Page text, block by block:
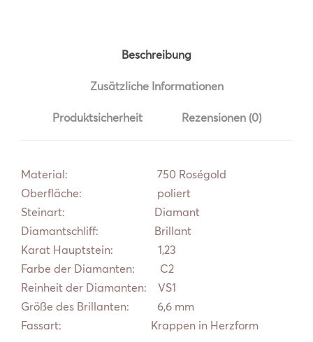
Beschreibung
Zusätzliche Informationen
Produktsicherheit Rezensionen (0)
Material: 750 Roségold
Oberfläche: poliert
Steinart: Diamant
Diamantschliff: Brillant
Karat Hauptstein: 1,23
Farbe der Diamanten: C2
Reinheit der Diamanten: VS1
Größe des Brillanten: 6,6 mm
Fassart:
Krappen in Herzform